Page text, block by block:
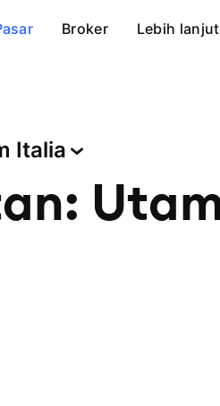
Broker Lebih lanjut
Italia